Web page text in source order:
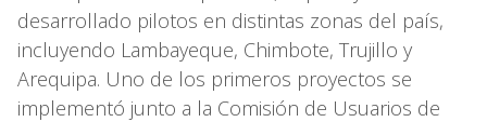
desarrollado pilotos en distintas zonas del país,
incluyendo Lambayeque, Chimbote, Trujillo y
Arequipa. Uno de los primeros proyectos se
implementó junto a la Comisión de Usuarios de